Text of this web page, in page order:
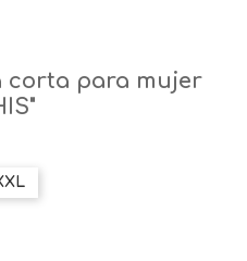
corta para mujer